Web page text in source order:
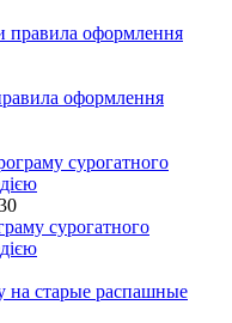
оформлення
сурогатного